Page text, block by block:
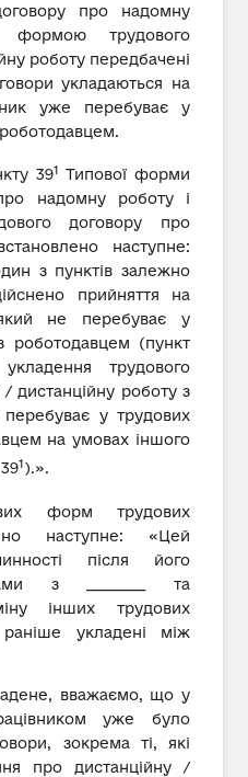
про надомну
трудового
роботу передбачені
укладаються на
уже перебуває у
391 Типової форми
надомну роботу і
договору про
наступне:
з пунктів залежно
прийняття на
не перебуває у
роботодавцем (пункт
трудового
дистанційну роботу з
у трудових
на умовах іншого
1).».
форм трудових
наступне: «Цей
після його
з _________ та
інших трудових
укладені між
вважаємо, що у
уже було
зокрема ті, які
про дистанційну /